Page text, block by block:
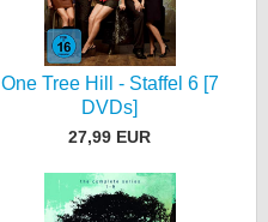
One Tree Hill - Staffel 6 [7
DVDs]
27,99 EUR